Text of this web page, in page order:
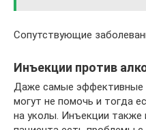
Сопутствующие
Инъекции против
Даже самые эффективные
могут не помочь и тогда
на уколы. Инъекции также